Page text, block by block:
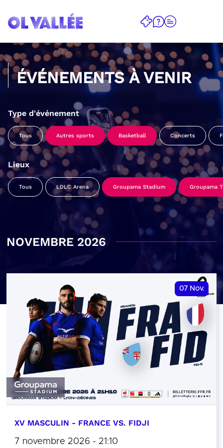
ÉVÉNEMENTS À VENIR
Type d'événement
Tous Autres sports Basketball Concerts
Lieux
Tous LDLC Arena Groupama Stadium Groupama
NOVEMBRE 2026
07 Nov.
XV MASCULIN - FRANCE VS. FIDJI
7 novembre 2026 - 21:10